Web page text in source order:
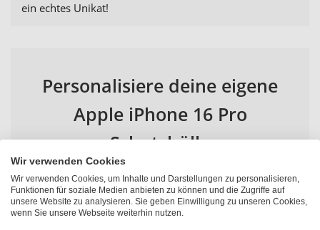
ein echtes Unikat!
Personalisiere deine eigene
Apple iPhone 16 Pro
Schutzhülle
Bei PhotoFancy hast du eine große Auswahl an
Hüllenmodellen, die perfekt zu deinen Bedürfnissen
Wir verwenden Cookies
Wir verwenden Cookies, um Inhalte und Darstellungen zu personalisieren,
Funktionen für soziale Medien anbieten zu können und die Zugriffe auf
unsere Website zu analysieren. Sie geben Einwilligung zu unseren Cookies,
wenn Sie unsere Webseite weiterhin nutzen.